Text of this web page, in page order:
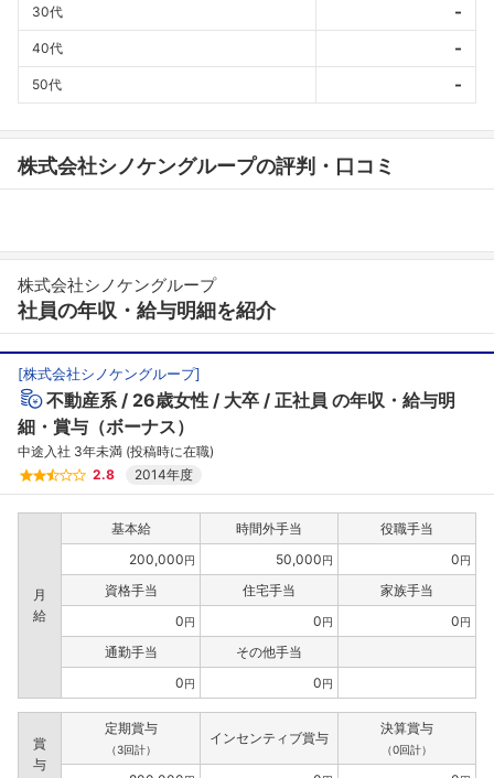
30代 -
40代 -
50代 -
株式会社シノケングループの評判・口コミ
株式会社シノケングループ
社員の年収・給与明細を紹介
[株式会社シノケングループ]
不動産系 26歳女性 大卒 正社員 の年収・給与明
細・賞与（ボーナス）
中途入社 3年未満 (投稿時に在職)
2.8
2014年度
月
給
基本給 時間外手当
役職手当
200,000円 50,000円 0円
資格手当 住宅手当
家族手当
0円 0円 0円
通勤手当
その他手当
0円 0円
賞
与
定期賞与
（3回計）
インセンティブ賞与
決算賞与
（0回計）